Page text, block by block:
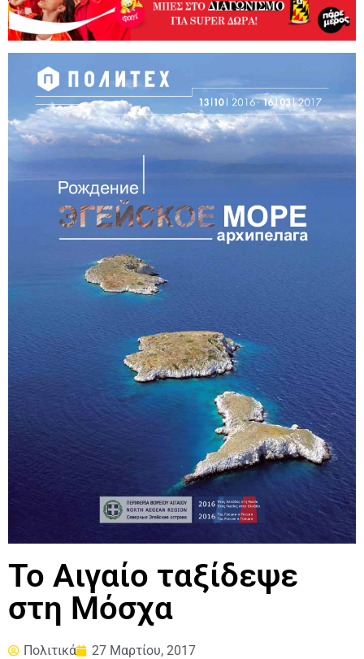
To Αιγαίο ταξίδεψε
στη Μόσχα
Πολιτικά 27 Μαρτίου, 2017